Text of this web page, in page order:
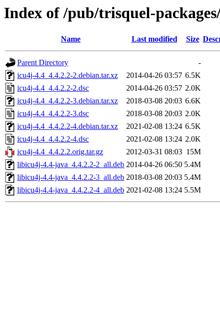
Index of /pub/trisquel-
Name Last modified Size
Parent Directory
-
icu4j-4.4_4.4.2.2-2.debian.tar.xz
2014-04-26 03:57 6.5K
icu4j-4.4_4.4.2.2-2.dsc
2014-04-26 03:57 2.0K
icu4j-4.4_4.4.2.2-3.debian.tar.xz
2018-03-08 20:03 6.6K
icu4j-4.4_4.4.2.2-3.dsc
2018-03-08 20:03 2.0K
icu4j-4.4_4.4.2.2-4.debian.tar.xz
2021-02-08 13:24 6.5K
icu4j-4.4_4.4.2.2-4.dsc
2021-02-08 13:24 2.0K
icu4j-4.4_4.4.2.2.orig.tar.gz
2012-03-31 08:03 15M
libicu4j-4.4-java_4.4.2.2-2_all.deb 2014-04-26 06:50 5.4M
libicu4j-4.4-java_4.4.2.2-3_all.deb 2018-03-08 20:03 5.4M
libicu4j-4.4-java_4.4.2.2-4_all.deb 2021-02-08 13:24 5.5M